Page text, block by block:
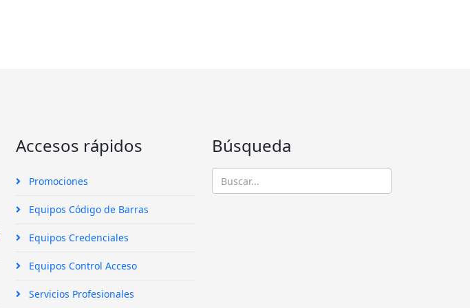
Accesos rápidos
Promociones
Equipos Código de Barras
Equipos Credenciales
Equipos Control Acceso
Servicios Profesionales
Búsqueda